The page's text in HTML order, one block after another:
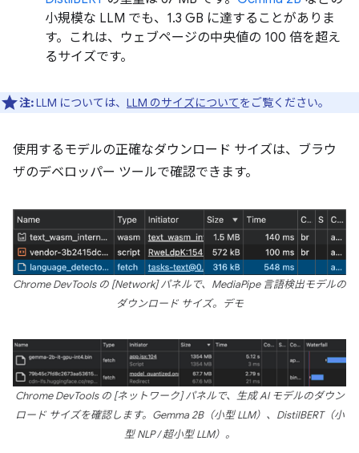
小規模な LLM でも、1.3 GB に達することがありま
す。これは、ウェブページの中央値の 100 倍を超え
るサイズです。
注:LLM については、 LLM のサイズについてをご覧ください。
使用するモデルの正確なダウンロード サイズは、ブラウ
ザのデベロッパー ツールで確認できます。
Chrome DevTools の [Network] パネルで、MediaPipe 言語検出モデルの
ダウンロード サイズ。デモ
Chrome DevTools の [ネットワーク] パネルで、生成 AI モデルのダウン
ロード サイズを確認します。Gemma 2B（小型 LLM）、DistilBERT（小
型 NLP / 超小型 LLM）。